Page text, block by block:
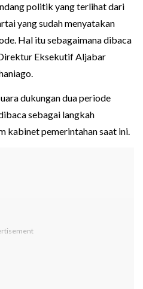
politik yang terlihat dari
yang sudah menyatakan
Hal itu sebagaimana dibaca
Eksekutif Aljabar
dukungan dua periode
sebagai langkah
kabinet pemerintahan saat ini.